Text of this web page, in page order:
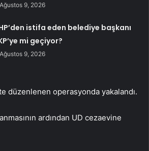
Ağustos 9, 2026
istifa eden belediye başkanı
mi geçiyor?
Ağustos 9, 2026
düzenlenen operasyonda yakalandı.
ardından UD cezaevine